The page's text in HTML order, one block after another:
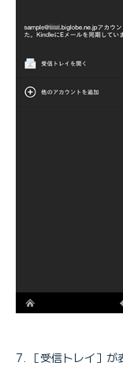
［受信トレイ］